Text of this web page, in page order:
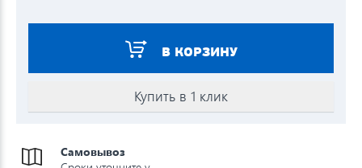
В КОРЗИНУ
Купить в 1 клик
Самовывоз